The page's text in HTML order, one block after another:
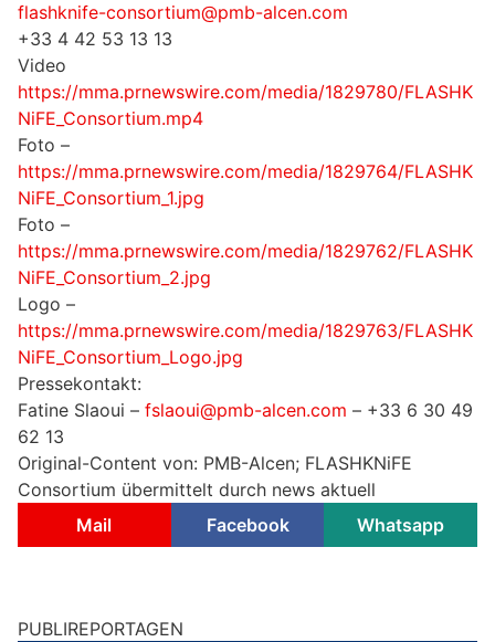
flashknife-consortium@pmb-alcen.com
+33 4 42 53 13 13
Video
https://mma.prnewswire.com/media/1829780/FLASHK
NiFE_Consortium.mp4
Foto –
https://mma.prnewswire.com/media/1829764/FLASHK
NiFE_Consortium_1.jpg
Foto –
https://mma.prnewswire.com/media/1829762/FLASHK
NiFE_Consortium_2.jpg
Logo –
https://mma.prnewswire.com/media/1829763/FLASHK
NiFE_Consortium_Logo.jpg
Pressekontakt:
Fatine Slaoui – fslaoui@pmb-alcen.com – +33 6 30 49
62 13
Original-Content von: PMB-Alcen; FLASHKNiFE
Consortium übermittelt durch news aktuell
Mail
Facebook Whatsapp
PUBLIREPORTAGEN